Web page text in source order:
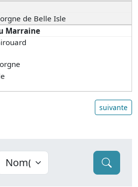
de Belle Isle
Marraine
suivante